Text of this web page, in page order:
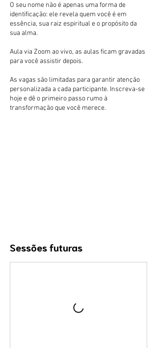
O seu nome não é apenas uma forma de
identificação: ele revela quem você é em
essência, sua raiz espiritual e o propósito da
sua alma.
Aula via Zoom ao vivo, as aulas ficam gravadas
para você assistir depois.
As vagas são limitadas para garantir atenção
personalizada a cada participante. Inscreva-se
hoje e dê o primeiro passo rumo à
transformação que você merece.
Sessões futuras